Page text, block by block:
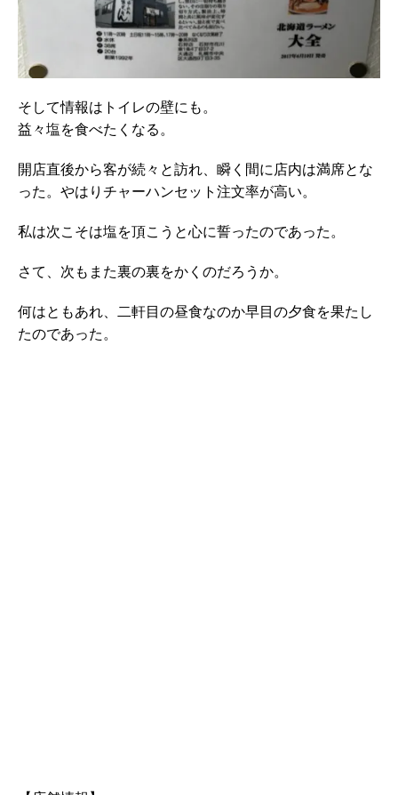
そして情報はトイレの壁にも。
益々塩を食べたくなる。
開店直後から客が続々と訪れ、瞬く間に店内は満席とな
った。やはりチャーハンセット注文率が高い。
私は次こそは塩を頂こうと心に誓ったのであった。
さて、次もまた裏の裏をかくのだろうか。
何はともあれ、二軒目の昼食なのか早目の夕食を果たし
たのであった。